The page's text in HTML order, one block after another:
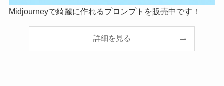
Midjourneyで綺麗に作れるプロンプトを販売中です！
詳細を見る